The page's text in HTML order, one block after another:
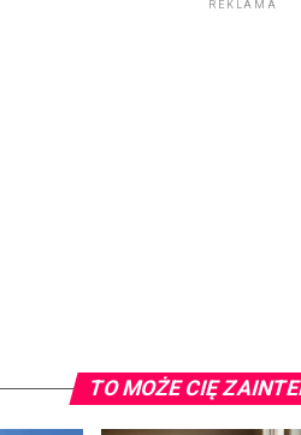
REKLAMA
TO MOŻE CIĘ